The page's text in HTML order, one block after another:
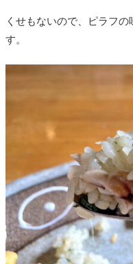
くせもないので、ピラフ
す。